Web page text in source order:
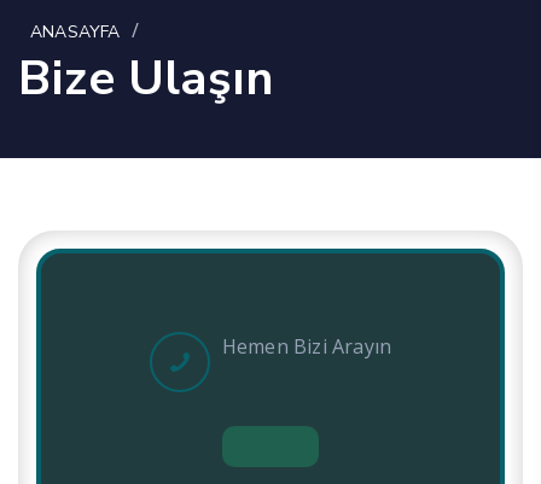
ANASAYFA /
Bize Ulaşın
Hemen Bizi Arayın